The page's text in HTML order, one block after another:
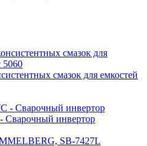
смазок для емкостей
Сварочный инвертор